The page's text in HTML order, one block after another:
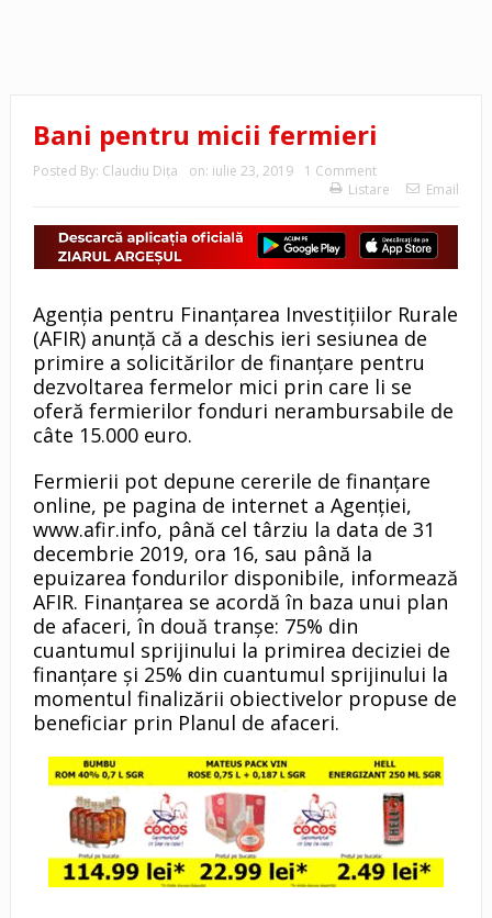
Bani pentru micii fermieri
Posted By: Claudiu Diţa on: iulie 23, 2019
1 Comment
Listare
Email
Agenţia pentru Finanţarea Investiţiilor Rurale
(AFIR) anunţă că a deschis ieri sesiunea de
primire a solicitărilor de finanţare pentru
dezvoltarea fermelor mici prin care li se
oferă fermierilor fonduri nerambursabile de
câte 15.000 euro.
Fermierii pot depune cererile de finanţare
online, pe pagina de internet a Agenţiei,
www.afir.info, până cel târziu la data de 31
decembrie 2019, ora 16, sau până la
epuizarea fondurilor disponibile, informează
AFIR. Finanţarea se acordă în baza unui plan
de afaceri, în două tranşe: 75% din
cuantumul sprijinului la primirea deciziei de
finanţare şi 25% din cuantumul sprijinului la
momentul finalizării obiectivelor propuse de
beneficiar prin Planul de afaceri.